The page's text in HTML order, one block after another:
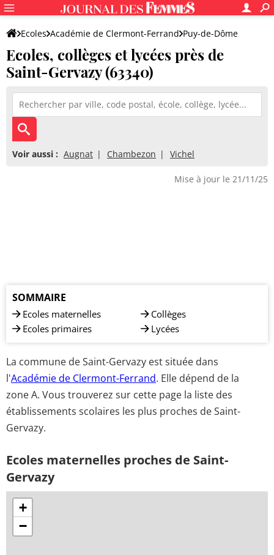
Ecoles Académie de Clermont-Ferrand Puy-de-Dôme
Ecoles, collèges et lycées près de
Saint-Gervazy (63340)
Voir aussi : Augnat Chambezon Vichel
Mise à jour le 21/11/25
SOMMAIRE
Ecoles maternelles
Ecoles primaires
Collèges
Lycées
La commune de Saint-Gervazy est située dans
l'Académie de Clermont-Ferrand. Elle dépend de la
zone A. Vous trouverez sur cette page la liste des
établissements scolaires les plus proches de Saint-
Gervazy.
Ecoles maternelles proches de Saint-
Gervazy
+
−